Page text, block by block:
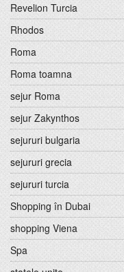
Revelion Turcia
Rhodos
Roma
Roma toamna
sejur Roma
sejur Zakynthos
sejururi bulgaria
sejururi grecia
sejururi turcia
Shopping în Dubai
shopping Viena
Spa